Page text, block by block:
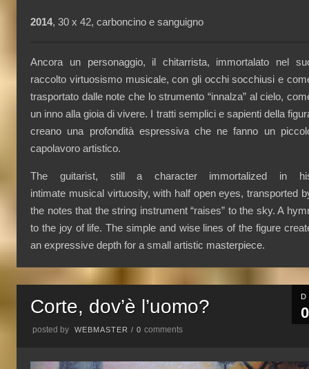
2014, 30 x 42, carboncino e sanguigno
Ancora un personaggio, il chitarrista, immortalato nel
raccolto virtuosismo musicale, con gli occhi socchiusi e
trasportato dalle note che lo strumento “innalza” al cielo,
un inno alla gioia di vivere. I tratti semplici e sapienti della
creano una profondità espressiva che ne fanno un
capolavoro artistico.
The guitarist, still a character immortalized in
intimate musical virtuosity, with half open eyes, transported
the notes that the string instrument “raises” to the sky. A
to the joy of life. The simple and wise lines of the figure
an expressive depth for a small artistic masterpiece.
Corte, dov’è l’uomo?
posted by WEBMASTER /0comments